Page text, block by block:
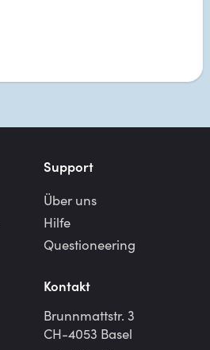
Support
Über uns
Hilfe
Questioneering
Kontakt
Brunnmattstr. 3
CH-4053 Basel